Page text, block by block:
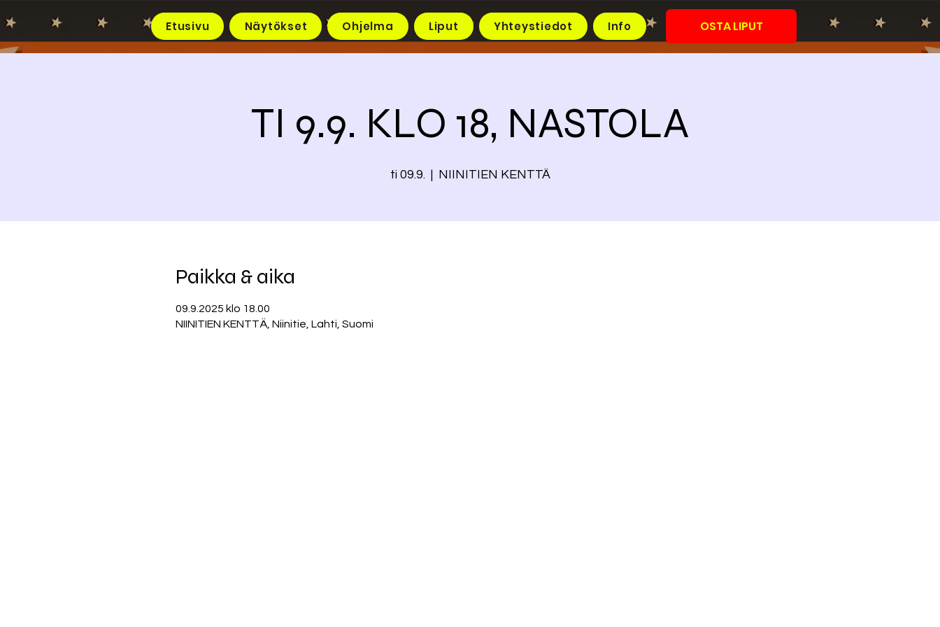
Etusivu Näytökset Ohjelma Liput Yhteystiedot Info OSTA LIPUT
TI 9.9. KLO 18, NASTOLA
ti 09.9.
  |
NIINITIEN KENTTÄ
Paikka & aika
09.9.2025 klo 18.00
NIINITIEN KENTTÄ, Niinitie, Lahti, Suomi